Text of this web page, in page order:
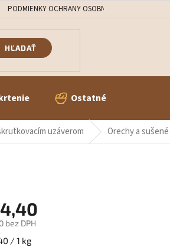
PODMIENKY OCHRANY OSOBNÝCH ÚDAJOV
HĽADAŤ
Ostatné
uzáverom Orechy a
bez DPH
/ 1 kg